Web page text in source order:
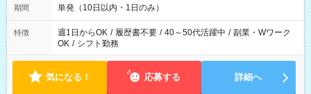
期間 単発（10日以内・1日のみ）
特徴 週1日からOK / 履歴書不要 / 40～50代活躍中 / 副業・Wワーク
OK / シフト勤務
気になる！ 応募する 詳細へ